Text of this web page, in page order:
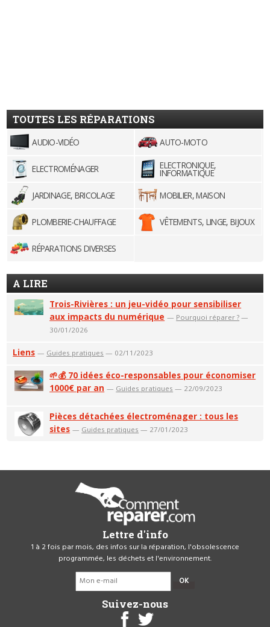
TOUTES LES RÉPARATIONS
AUDIO-VIDÉO AUTO-MOTO
ELECTROMÉNAGER ELECTRONIQUE,
INFORMATIQUE
JARDINAGE, BRICOLAGE
MOBILIER, MAISON
PLOMBERIE-CHAUFFAGE VÊTEMENTS, LINGE, BIJOUX
RÉPARATIONS DIVERSES
A LIRE
Trois-Rivières : un jeu-vidéo pour sensibiliser
aux impacts du numérique — Pourquoi réparer ? —
30/01/2026
Liens — Guides pratiques — 02/11/2023
🌱💰 70 idées éco-responsables pour économiser
1000€ par an — Guides pratiques — 22/09/2023
Pièces détachées électroménager : tous les
sites — Guides pratiques — 27/01/2023
Lettre d'info
1 à 2 fois par mois, des infos sur la réparation, l'obsolescence
programmée, les déchets et l'environnement.
OK
Suivez-nous